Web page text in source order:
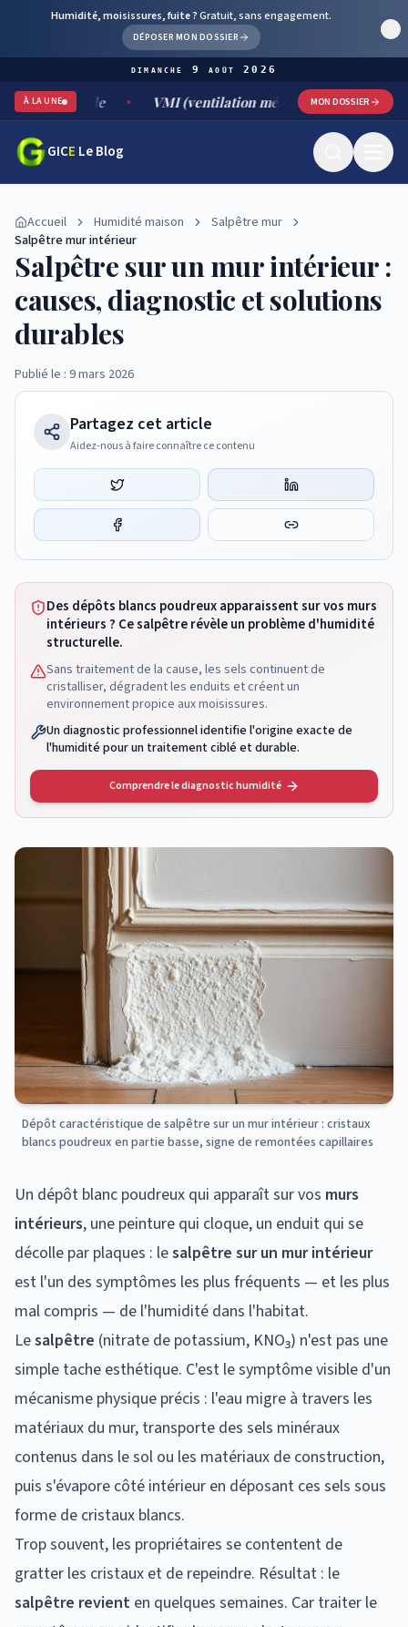
Humidité, moisissures, fuite ?Gratuit, sans engagement.
DÉPOSER MON DOSSIER
dimanche 9 août 2026
À LA UNE VMI (ventilation mécanique par insufflation) :
MON DOSSIER
GICE Le Blog
Accueil Humidité maison
Salpêtre mur
Salpêtre mur intérieur
Salpêtre sur un mur intérieur :
causes, diagnostic et solutions
durables
Publié le : 9 mars 2026
Partagez cet article
Aidez-nous à faire connaître ce contenu
Des dépôts blancs poudreux apparaissent sur vos murs
intérieurs ? Ce salpêtre révèle un problème d'humidité
structurelle.
Sans traitement de la cause, les sels continuent de
cristalliser, dégradent les enduits et créent un
environnement propice aux moisissures.
Un diagnostic professionnel identifie l'origine exacte de
l'humidité pour un traitement ciblé et durable.
Comprendre le diagnostic humidité
Dépôt caractéristique de salpêtre sur un mur intérieur : cristaux
blancs poudreux en partie basse, signe de remontées capillaires
Un dépôt blanc poudreux qui apparaît sur vos murs
intérieurs, une peinture qui cloque, un enduit qui se
décolle par plaques : lesalpêtre sur un mur intérieur
est l'un des symptômes les plus fréquents — et les plus
mal compris — de l'humidité dans l'habitat.
Lesalpêtre (nitrate de potassium, KNO₃) n'est pas une
simple tache esthétique. C'est le symptôme visible d'un
mécanisme physique précis : l'eau migre à travers les
matériaux du mur, transporte des sels minéraux
contenus dans le sol ou les matériaux de construction,
puis s'évapore côté intérieur en déposant ces sels sous
forme de cristaux blancs.
Trop souvent, les propriétaires se contentent de
gratter les cristaux et de repeindre. Résultat : le
salpêtre revient en quelques semaines. Car traiter le